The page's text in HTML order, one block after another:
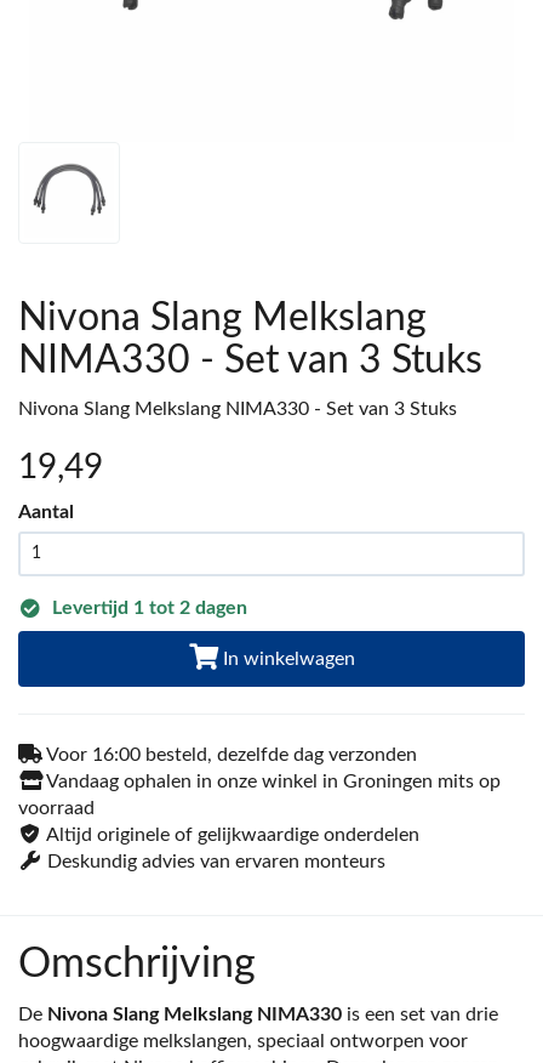
Nivona Slang Melkslang
NIMA330 - Set van 3 Stuks
Nivona Slang Melkslang NIMA330 - Set van 3 Stuks
19,49
Aantal
Levertijd 1 tot 2 dagen
In winkelwagen
Voor 16:00 besteld, dezelfde dag verzonden
Vandaag ophalen in onze winkel in Groningen mits op
voorraad
Altijd originele of gelijkwaardige onderdelen
Deskundig advies van ervaren monteurs
Omschrijving
De Nivona Slang Melkslang NIMA330 is een set van drie
hoogwaardige melkslangen, speciaal ontworpen voor